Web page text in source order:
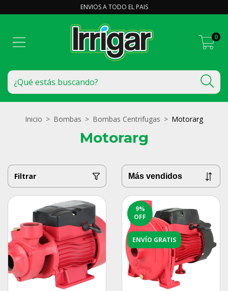
ENVIOS A TODO EL PAIS
0
Inicio > Bombas > Bombas Centrifugas > Motorarg
Motorarg
Filtrar
9%
OFF
ENVÍO GRATIS